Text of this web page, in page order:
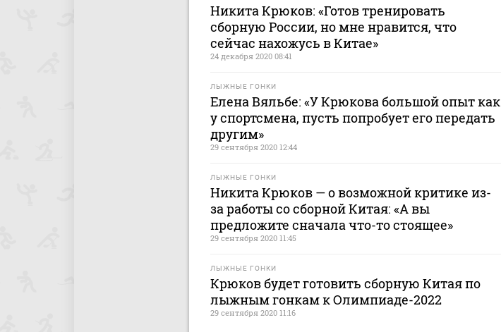
Никита Крюков: «Готов тренировать
сборную России, но мне нравится, что
сейчас нахожусь в Китае»
24 декабря 2020 08:41
ЛЫЖНЫЕ ГОНКИ
Елена Вяльбе: «У Крюкова большой опыт как
у спортсмена, пусть попробует его передать
другим»
29 сентября 2020 12:44
ЛЫЖНЫЕ ГОНКИ
Никита Крюков — о возможной критике из-
за работы со сборной Китая: «А вы
предложите сначала что-то стоящее»
29 сентября 2020 11:45
ЛЫЖНЫЕ ГОНКИ
Крюков будет готовить сборную Китая по
лыжным гонкам к Олимпиаде-2022
29 сентября 2020 11:16